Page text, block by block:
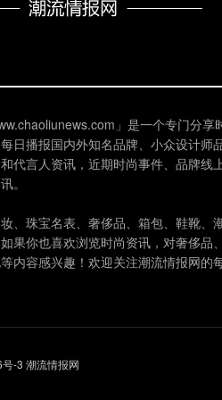
」是一个专门分享
日播报国内外知名品牌、小众设计师
代言人资讯，近期时尚事件、品牌线
。
、珠宝名表、奢侈品、箱包、鞋靴、
果你也喜欢浏览时尚资讯，对奢侈品
内容感兴趣！欢迎关注潮流情报网的
-3 潮流情报网